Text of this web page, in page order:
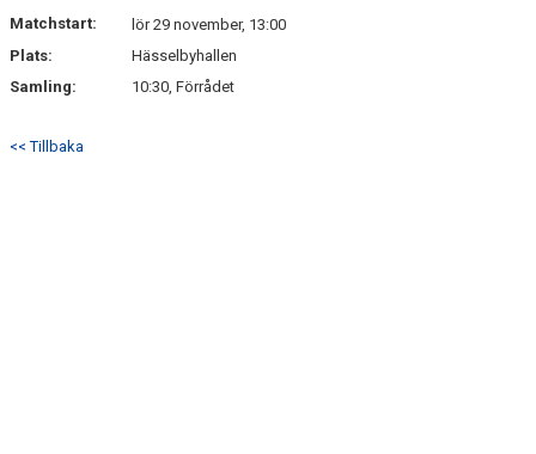
KONTAKT
Matchstart:
lör 29 november, 13:00
Plats:
Hässelbyhallen
Samling:
10:30, Förrådet
<< Tillbaka